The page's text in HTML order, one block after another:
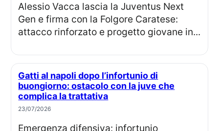
Alessio Vacca lascia la Juventus Next
Gen e firma con la Folgore Caratese:
attacco rinforzato e progetto giovane in...
Gatti al napoli dopo l’infortunio di
buongiorno: ostacolo con la juve che
complica la trattativa
23/07/2026
Emergenza difensiva: infortunio